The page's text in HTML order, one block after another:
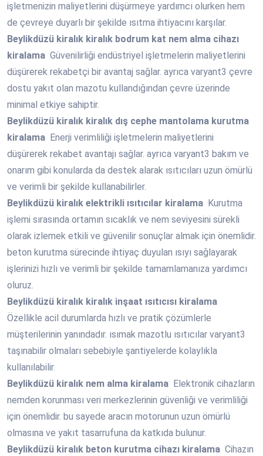
işletmenizin maliyetlerini düşürmeye yardımcı olurken hem
de çevreye duyarlı bir şekilde ısıtma ihtiyacını karşılar.
Beylikdüzü kiralık kiralık bodrum kat nem alma cihazı
kiralama Güvenilirliği endüstriyel işletmelerin maliyetlerini
düşürerek rekabetçi bir avantaj sağlar. ayrıca varyant3 çevre
dostu yakıt olan mazotu kullandığından çevre üzerinde
minimal etkiye sahiptir.
Beylikdüzü kiralık kiralık dış cephe mantolama kurutma
kiralama Enerji verimliliği işletmelerin maliyetlerini
düşürerek rekabet avantajı sağlar. ayrıca varyant3 bakım ve
onarım gibi konularda da destek alarak ısıtıcıları uzun ömürlü
ve verimli bir şekilde kullanabilirler.
Beylikdüzü kiralık elektrikli ısıtıcılar kiralama Kurutma
işlemi sırasında ortamın sıcaklık ve nem seviyesini sürekli
olarak izlemek etkili ve güvenilir sonuçlar almak için önemlidir.
beton kurutma sürecinde ihtiyaç duyulan ısıyı sağlayarak
işlerinizi hızlı ve verimli bir şekilde tamamlamanıza yardımcı
oluruz.
Beylikdüzü kiralık kiralık inşaat ısıtıcısı kiralama
Özellikle acil durumlarda hızlı ve pratik çözümlerle
müşterilerinin yanındadır. ısımak mazotlu ısıtıcılar varyant3
taşınabilir olmaları sebebiyle şantiyelerde kolaylıkla
kullanılabilir.
Beylikdüzü kiralık nem alma kiralama Elektronik cihazların
nemden korunması veri merkezlerinin güvenliği ve verimliliği
için önemlidir. bu sayede aracın motorunun uzun ömürlü
olmasına ve yakıt tasarrufuna da katkıda bulunur.
Beylikdüzü kiralık beton kurutma cihazı kiralama Cihazın